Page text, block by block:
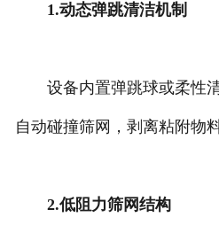
1.动态弹跳清洁机制
设备内置弹跳球或柔性清
自动碰撞筛网，剥离粘附物
2.低阻力筛网结构